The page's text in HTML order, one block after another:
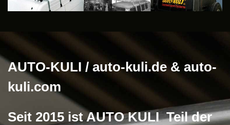
AUTO-KULI / auto-kuli.de & auto-
kuli.com
Seit 2015 ist AUTO KULI Teil der